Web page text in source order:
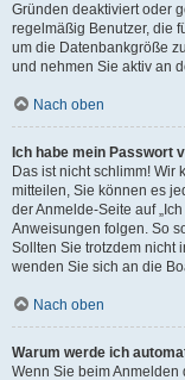
Gründen deaktiviert oder
regelmäßig Benutzer, die
um die Datenbankgröße
und nehmen Sie aktiv an
Nach oben
Ich habe mein Passwort
Das ist nicht schlimm! Wir
mitteilen, Sie können es
der Anmelde-Seite auf
Anweisungen folgen. So
Sollten Sie trotzdem nicht
wenden Sie sich an die
Nach oben
Warum werde ich
Wenn Sie beim Anmelden